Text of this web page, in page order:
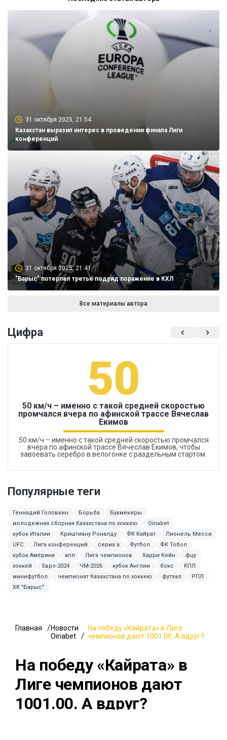
31 октября 2025, 21:54
Казахстан выразил интерес в проведении финала Лиги
конференций
31 октября 2025, 21:41
"Барыс" потерпел третье подряд поражение в КХЛ
Все материалы автора
Цифра
50
50 км/ч – именно с такой средней скоростью
промчался вчера по афинской трассе Вячеслав
Екимов
50 км/ч – именно с такой средней скоростью промчался
вчера по афинской трассе Вячеслав Екимов, чтобы
завоевать серебро в велогонке с раздельным стартом.
Популярные теги
Геннадий Головкин Борьба
Букмекеры
молодежная сборная Казахстана по хоккею
Oinabet
кубок Италии
Криштиану Роналду ФК Кайрат
Лионель Месси
UFC
Лига конференций сериа а Футбол
ФК Тобол
кубок Америки
апл Лига чемпионов Харри Кейн
фцу
хоккей
Евро-2024 ЧМ-2026 кубок Англии бокс
КПЛ
минифутбол
чемпионат Казахстана по хоккею футзал
РПЛ
ХК "Барыс"
Главная
Новости
Oinabet
На победу «Кайрата» в Лиге
чемпионов дают 1001.00. А вдруг?
На победу «Кайрата» в
Лиге чемпионов дают
1001.00. А вдруг?